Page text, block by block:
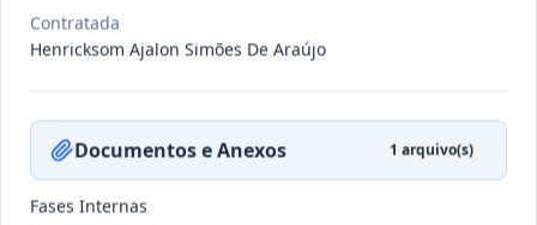
-
Solucoes de em Informatica...
Situação: Vigente Data:03/11/2024 Ver detalhes
Contratada
Henricksom Ajalon Simões De Araújo
Documentos e Anexos 1 arquivo(s)
Fases Internas